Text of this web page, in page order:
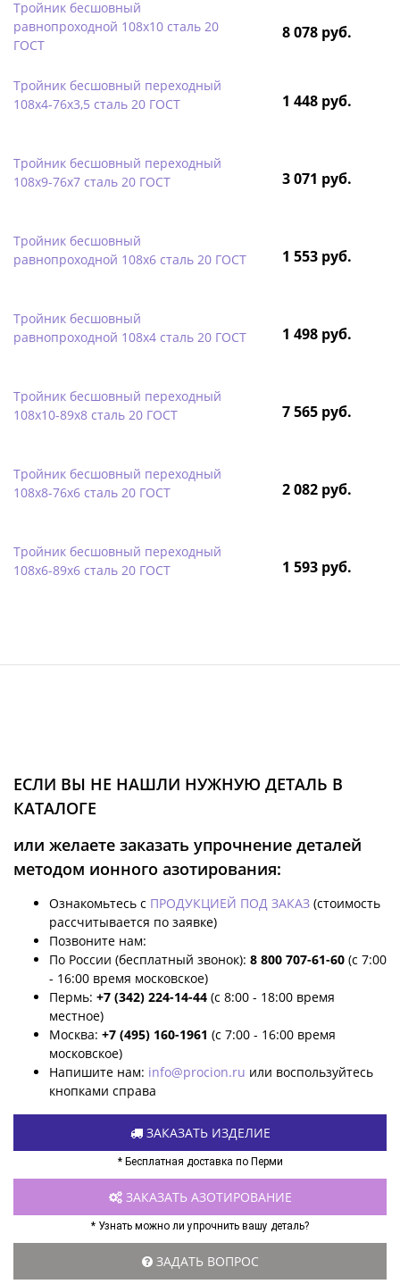
Тройник бесшовный
равнопроходной 108х10 сталь 20
ГОСТ
8 078 руб.
Тройник бесшовный переходный
108х4-76х3,5 сталь 20 ГОСТ
1 448 руб.
Тройник бесшовный переходный
108х9-76х7 сталь 20 ГОСТ
3 071 руб.
Тройник бесшовный
равнопроходной 108х6 сталь 20 ГОСТ
1 553 руб.
Тройник бесшовный
равнопроходной 108х4 сталь 20 ГОСТ
1 498 руб.
Тройник бесшовный переходный
108х10-89х8 сталь 20 ГОСТ
7 565 руб.
Тройник бесшовный переходный
108х8-76х6 сталь 20 ГОСТ
2 082 руб.
Тройник бесшовный переходный
108х6-89х6 сталь 20 ГОСТ
1 593 руб.
ЕСЛИ ВЫ НЕ НАШЛИ НУЖНУЮ ДЕТАЛЬ В
КАТАЛОГЕ
или желаете заказать упрочнение деталей
методом ионного азотирования:
Ознакомьтесь с ПРОДУКЦИЕЙ ПОД ЗАКАЗ (стоимость
рассчитывается по заявке)
Позвоните нам:
По России (бесплатный звонок): 8 800 707-61-60 (с 7:00
- 16:00 время московское)
Пермь: +7 (342) 224-14-44 (с 8:00 - 18:00 время
местное)
Москва: +7 (495) 160-1961 (с 7:00 - 16:00 время
московское)
Напишите нам: info@procion.ru или воспользуйтесь
кнопками справа
ЗАКАЗАТЬ ИЗДЕЛИЕ
* Бесплатная доставка по Перми
ЗАКАЗАТЬ АЗОТИРОВАНИЕ
* Узнать можно ли упрочнить вашу деталь?
ЗАДАТЬ ВОПРОС